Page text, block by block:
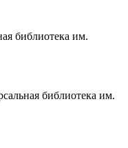
библиотека им.
библиотека им.